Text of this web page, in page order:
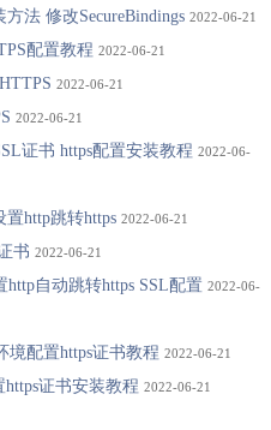
法 修改SecureBindings 2022-06-21
配置教程 2022-06-21
2022-06-21
2022-06-21
证书 https配置安装教程 2022-06-
置http跳转https 2022-06-21
书 2022-06-21
自动跳转https SSL配置 2022-06-
境配置https证书教程 2022-06-21
https证书安装教程 2022-06-21